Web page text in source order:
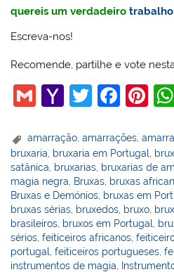
quereis um verdadeirotrabalho
Escreva-nos!
Recomende, partilhe e vote
G
ai
l
Y
h
o
o
M
ai
l
T
itt
er
F
c
e
b
o
o
k
Pi
er
e
st
amarração,amarrações,
bruxaria
bruxaria em Portugal
satânica
bruxarias bruxarias de
magia negra
Bruxas bruxas
Bruxas e Demónios bruxas em
bruxas sérias bruxedos bruxo
brasileiros bruxos em Portugal
sérios ,feiticeiros africanos ,
portugal ,feiticeiros portugueses ,
instrumentos de magia